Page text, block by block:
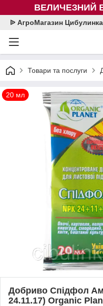
ВЕЛИЧЕЗНИЙ
ᐉ АгроМагазин
Товари та послуги
20 мл
Добриво Спідфол
24.11.17) Organic